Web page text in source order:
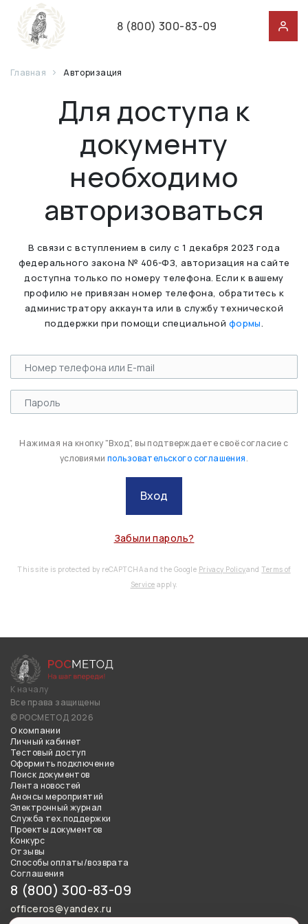
8 (800) 300-83-09
Главная Авторизация
Для доступа к
документу
необходимо
авторизоваться
В связи с вступлением в силу с 1 декабря 2023 года
федерального закона № 406-ФЗ, авторизация на сайте
доступна только по номеру телефона. Если к вашему
профилю не привязан номер телефона, обратитесь к
администратору аккаунта или в службу технической
поддержки при помощи специальной формы.
Нажимая на кнопку "Вход", вы подтверждаете своё согласие с
условиями пользовательского соглашения.
Вход
Забыли пароль?
This site is protected by reCAPTCHA and the Google Privacy PolicyandTerms of
Service apply.
К началу
Все права защищены
© РОСМЕТОД 2026
О компании
Личный кабинет
Тестовый доступ
Оформить подключение
Поиск документов
Лента новостей
Анонсы мероприятий
Электронный журнал
Служба тех.поддержки
Проекты документов
Конкурс
Отзывы
Способы оплаты/возврата
Соглашения
8 (800) 300-83-09
officeros@yandex.ru